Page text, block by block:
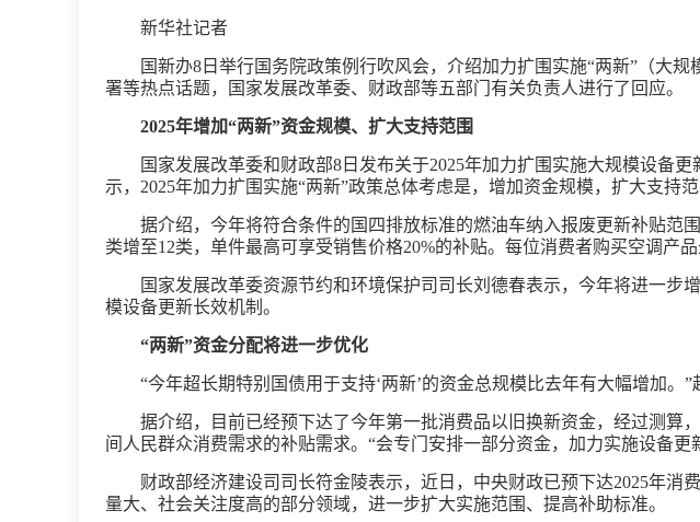
新华社记者
国新办8日举行国务院政策例行吹风会，介绍加力扩围实施“两新”（大
署等热点话题，国家发展改革委、财政部等五部门有关负责人进行了回应。
2025年增加“两新”资金规模、扩大支持范围
国家发展改革委和财政部8日发布关于2025年加力扩围实施大规模设备
示，2025年加力扩围实施“两新”政策总体考虑是，增加资金规模，扩大支持
据介绍，今年将符合条件的国四排放标准的燃油车纳入报废更新补贴范
类增至12类，单件最高可享受销售价格20%的补贴。每位消费者购买空调产
国家发展改革委资源节约和环境保护司司长刘德春表示，今年将进一
模设备更新长效机制。
“两新”资金分配将进一步优化
“今年超长期特别国债用于支持‘两新’的资金总规模比去年有大幅增加。
据介绍，目前已经预下达了今年第一批消费品以旧换新资金，经过测算
间人民群众消费需求的补贴需求。“会专门安排一部分资金，加力实施设备
财政部经济建设司司长符金陵表示，近日，中央财政已预下达2025年
量大、社会关注度高的部分领域，进一步扩大实施范围、提高补助标准。